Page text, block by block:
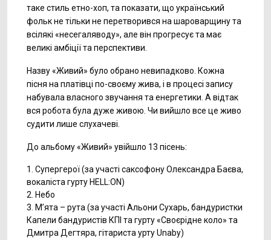
таке стиль етно-хоп, та показати, що український
фольк не тільки не перетворився на шароварщину та
всілякі «несегаляводу», але він прогресує та має
великі амбіції та перспективи.
Назву «Живий» було обрано невипадково. Кожна
пісня на платівці по-своєму жива, і в процесі запису
набувала власного звучання та енергетики. А відтак
вся робота була дуже живою. Чи вийшло все це живо
судити лише слухачеві.
До альбому «Живий» увійшло 13 пісень:
1. Супергерої (за участі саксофону Олександра Баєва,
вокаліста гурту HELL:ON)
2. Небо
3. М’ята – рута (за участі Альони Сухарь, бандуристки
Капели бандуристів КПІ та гурту «Своєрідне коло» та
Дмитра Дегтяра, гітариста урту Unaby)